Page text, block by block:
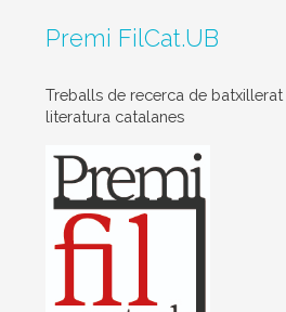
Premi FilCat.UB
Treballs de recerca de
literatura catalanes